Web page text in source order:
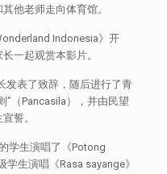
他老师走向体育馆。
Indonesia》开
一起观赏本影片。
发表了致辞，随后进行了青
”（Pancasila），并由民望
誓。
学生演唱了《Potong
生演唱《Rasa sayange》